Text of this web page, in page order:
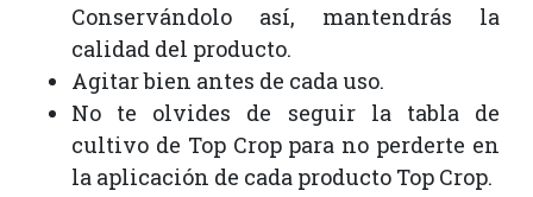
Conservándolo así, mantendrás la
calidad del producto.
Agitar bien antes de cada uso.
No te olvides de seguir la tabla de
cultivo de Top Crop para no perderte en
la aplicación de cada producto Top Crop.